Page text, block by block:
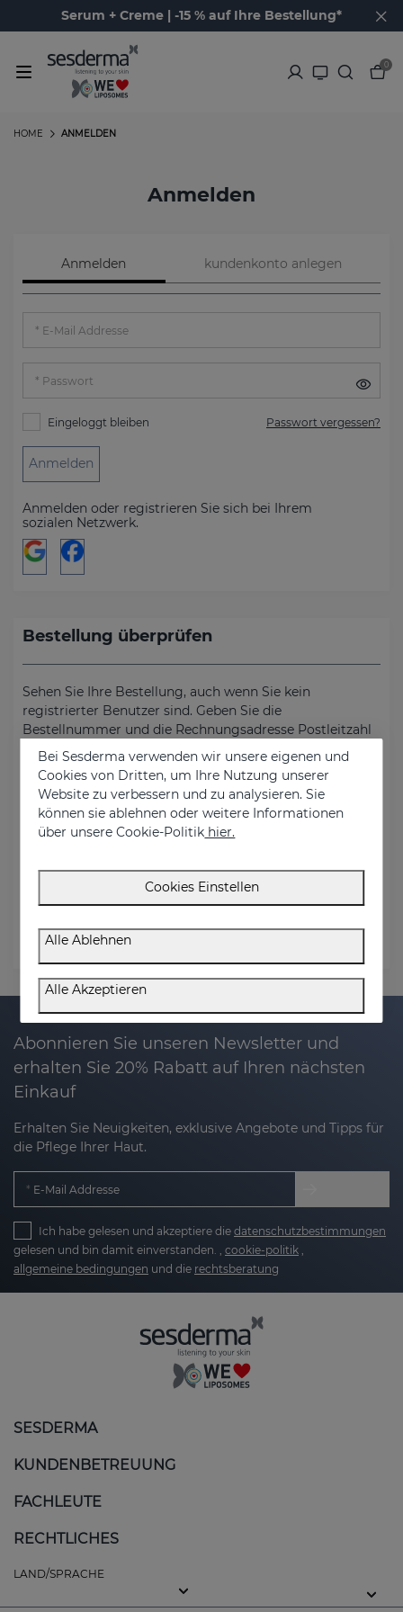
Serum + Creme | -15 % auf Ihre Bestellung*
0
ANMELDEN
HOME
Anmelden
Anmelden kundenkonto anlegen
E-Mail Addresse
Passwort
Eingeloggt bleiben Passwort vergessen?
Anmelden
Anmelden oder registrieren Sie sich bei Ihrem
sozialen Netzwerk.
Bestellung überprüfen
Sehen Sie Ihre Bestellung, auch wenn Sie kein
registrierter Benutzer sind. Geben Sie die
Bestellnummer und die Rechnungsadresse Postleitzahl
ein.
Bestellnummer
Rechnungs-Postleitzahl
Status prüfen
Abonnieren Sie unseren Newsletter und
erhalten Sie 20% Rabatt auf Ihren nächsten
Einkauf
Erhalten Sie Neuigkeiten, exklusive Angebote und Tipps für
die Pflege Ihrer Haut.
E-Mail Addresse
Ich habe gelesen und akzeptiere die datenschutzbestimmungen
gelesen und bin damit einverstanden. , cookie-politik
allgemeine bedingungen und die rechtsberatung
SESDERMA
KUNDENBETREUUNG
FACHLEUTE
RECHTLICHES
LAND/SPRACHE
Bei Sesderma verwenden wir unsere eigenen und
Cookies von Dritten, um Ihre Nutzung unserer
Website zu verbessern und zu analysieren. Sie
können sie ablehnen oder weitere Informationen
über unsere Cookie-Politik hier.
Cookies Einstellen
Alle Ablehnen
Alle Akzeptieren